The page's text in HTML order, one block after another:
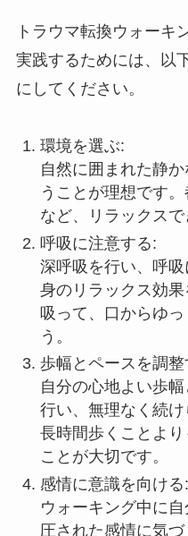
トラウマ転換ウォーキ
実践するためには、以
にしてください。
環境を選ぶ:
自然に囲まれた静
うことが理想です
など、リラックスで
呼吸に注意する:
深呼吸を行い、呼
身のリラックス効
吸って、口からゆ
う。
歩幅とペースを調整
自分の心地よい歩
行い、無理なく続け
長時間歩くことよ
ことが大切です。
感情に意識を向ける:
ウォーキング中に
圧された感情に気